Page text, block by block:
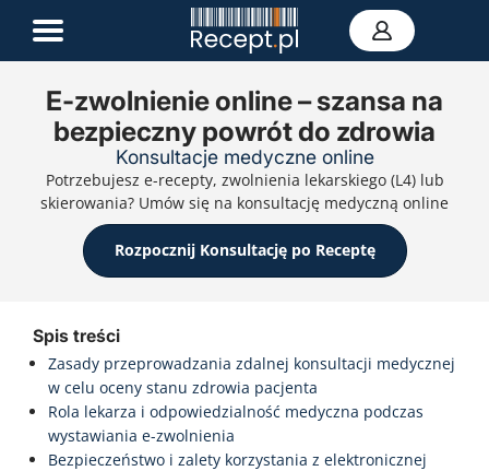
E-recepta
Zwolnienie L4
E-skierowanie
Teleporada
Portal zdrowia
Kontakt
E-zwolnienie online – szansa na
bezpieczny powrót do zdrowia
Konsultacje medyczne online
Potrzebujesz e-recepty, zwolnienia lekarskiego (L4) lub
skierowania? Umów się na konsultację medyczną online
Rozpocznij Konsultację po Receptę
Spis treści
Zasady przeprowadzania zdalnej konsultacji medycznej
w celu oceny stanu zdrowia pacjenta
Rola lekarza i odpowiedzialność medyczna podczas
wystawiania e-zwolnienia
Bezpieczeństwo i zalety korzystania z elektronicznej